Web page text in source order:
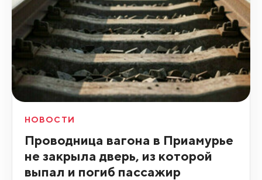
НОВОСТИ
Проводница вагона в Приамурье
не закрыла дверь, из которой
выпал и погиб пассажир